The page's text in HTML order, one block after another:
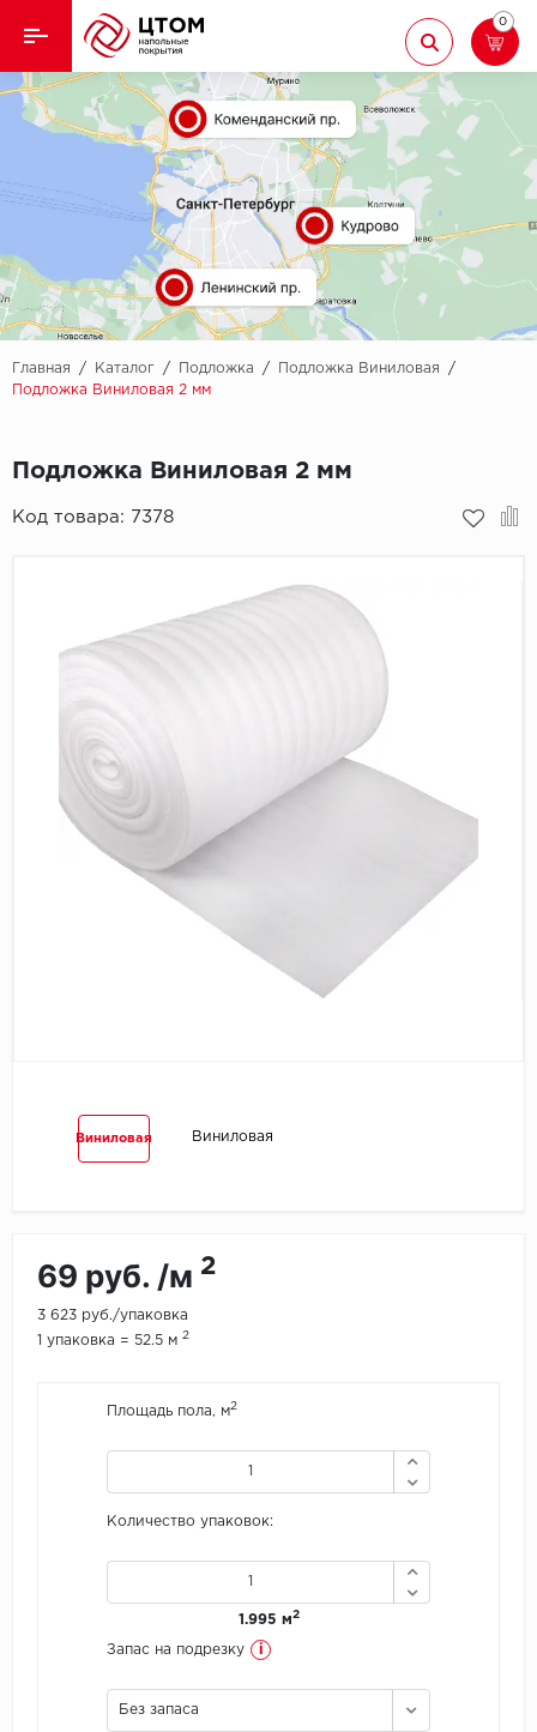
Назад
Кварцвиниловая плитка
Назад
Aberhof
Adelar
Alfa
AllureFloor
Alpine floor
Berry Alloc
CronaFloor
Decoria
Forbo
HC luxury flooring
IVC Group
Ламинат
Ковролин
Линолеум
Паркет
Плинтус
Подложка
0
Главная / Каталог / Подложка / Подложка Виниловая
/
Подложка Виниловая 2 мм
Подложка Виниловая 2 мм
Код товара: 7378
Виниловая Виниловая
69 руб. /м 2
3 623 руб./упаковка
1 упаковка = 52.5 м 2
Площадь пола, м2
Количество упаковок:
1.995 м2
Запас на подрезку i
Без запаса